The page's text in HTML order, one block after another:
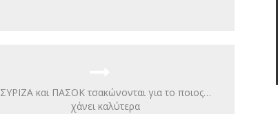
ΣΥΡΙΖΑ και ΠΑΣΟΚ τσακώνονται για το ποιος…
χάνει καλύτερα